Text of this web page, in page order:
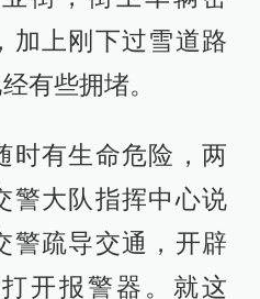
加上刚下过雪道路
有些拥堵。
时有生命危险，两
警大队指挥中心说
警疏导交通，开辟
开报警器。就这